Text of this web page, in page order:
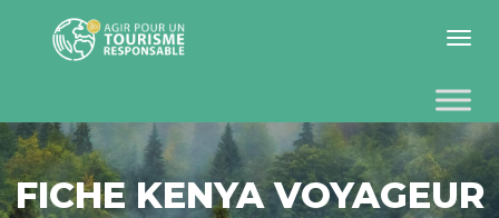
Toggle
FICHE KENYA VOYAGEUR